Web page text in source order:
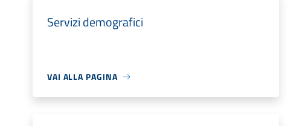
Servizi demografici
VAI ALLA PAGINA